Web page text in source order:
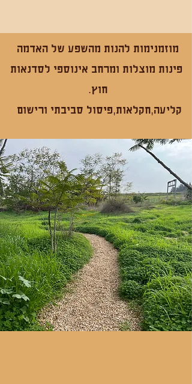
מוזמנימות להנות מהשפע של האדמה
פינות מוצלות ומרחב אינוספי לסדנאות
חוץ.
קליעה,חקלאות,פיסול סביבתי ורישום